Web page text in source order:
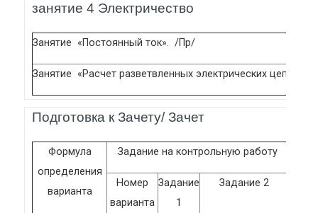
занятие 4 Электричество
Занятие «Постоянный ток». /Пр/
Занятие «Расчет разветвленных электрических цепей».
Подготовка к Зачету/ Зачет
Формула
определения
варианта
Задание на контрольную работу
Номер
варианта
Задание
1
Задание 2